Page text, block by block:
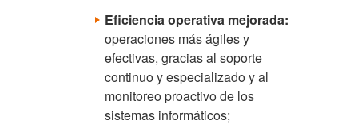
Eficiencia operativa mejorada:
operaciones más ágiles y
efectivas, gracias al soporte
continuo y especializado y al
monitoreo proactivo de los
sistemas informáticos;